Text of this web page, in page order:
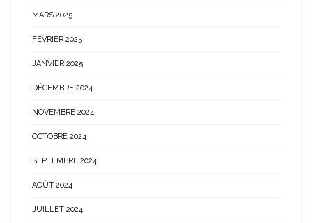
MARS 2025
FÉVRIER 2025
JANVIER 2025
DÉCEMBRE 2024
NOVEMBRE 2024
OCTOBRE 2024
SEPTEMBRE 2024
AOÛT 2024
JUILLET 2024